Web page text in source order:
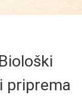
priprema